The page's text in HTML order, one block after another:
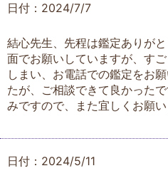
日付：2024/7/7
結心先生、先程は鑑定ありが
面でお願いしていますが、す
しまい、お電話での鑑定をお
たが、ご相談できて良かった
みですので、また宜しくお願い
日付：2024/5/11